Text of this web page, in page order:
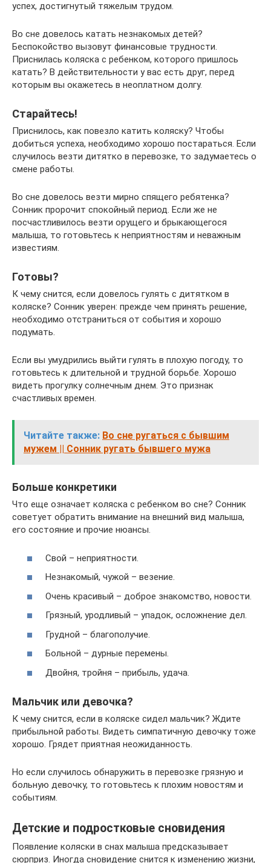
успех, достигнутый тяжелым трудом.
Во сне довелось катать незнакомых детей?
Беспокойство вызовут финансовые трудности.
Приснилась коляска с ребенком, которого пришлось
катать? В действительности у вас есть друг, перед
которым вы окажетесь в неоплатном долгу.
Старайтесь!
Приснилось, как повезло катить коляску? Чтобы
добиться успеха, необходимо хорошо постараться. Если
случилось везти дитятко в перевозке, то задумаетесь о
смене работы.
Во сне довелось везти мирно спящего ребятенка?
Сонник пророчит спокойный период. Если же не
посчастливилось везти орущего и брыкающегося
малыша, то готовьтесь к неприятностям и неважным
известиям.
Готовы?
К чему снится, если довелось гулять с дитятком в
коляске? Сонник уверен: прежде чем принять решение,
необходимо отстраниться от события и хорошо
подумать.
Если вы умудрились выйти гулять в плохую погоду, то
готовьтесь к длительной и трудной борьбе. Хорошо
видеть прогулку солнечным днем. Это признак
счастливых времен.
Читайте также: Во сне ругаться с бывшим
мужем || Сонник ругать бывшего мужа
Больше конкретики
Что еще означает коляска с ребенком во сне? Сонник
советует обратить внимание на внешний вид малыша,
его состояние и прочие нюансы.
Свой – неприятности.
Незнакомый, чужой – везение.
Очень красивый – доброе знакомство, новости.
Грязный, уродливый – упадок, осложнение дел.
Грудной – благополучие.
Больной – дурные перемены.
Двойня, тройня – прибыль, удача.
Мальчик или девочка?
К чему снится, если в коляске сидел мальчик? Ждите
прибыльной работы. Видеть симпатичную девочку тоже
хорошо. Грядет приятная неожиданность.
Но если случилось обнаружить в перевозке грязную и
больную девочку, то готовьтесь к плохим новостям и
событиям.
Детские и подростковые сновидения
Появление коляски в снах малыша предсказывает
сюрприз. Иногда сновидение снится к изменению жизни,